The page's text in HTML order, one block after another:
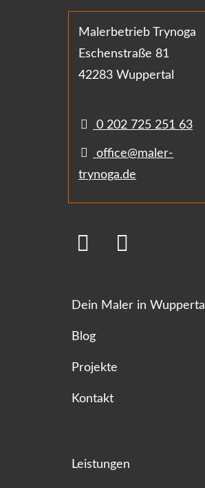
Malerbetrieb Trynoga
Eschenstraße 81
42283 Wuppertal
0 202 725 251 63
office@maler-
trynoga.de
Dein Maler in Wuppertal
Blog
Projekte
Kontakt
Leistungen